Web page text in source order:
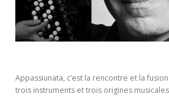
Appassiunata, c’est la rencontre et la
trois instruments et trois origines